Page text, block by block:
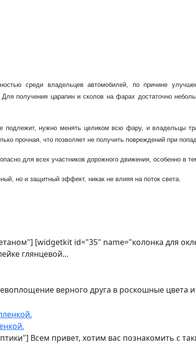
среди владельцев автомобилей, по причине
получения царапин и сколов на фарах достаточно
нужно менять целиком всю фару, и владельцы
прочная, что позволяет не получить повреждений при
для всех участников дорожного движения, особенно в
но и защитный эффект, никак не влияя на поток света.
[widgetkit id="35" name="колонка для
глянцевой…
верного друга в роскошные цвета
Всем привет, хотим вас познакомить с